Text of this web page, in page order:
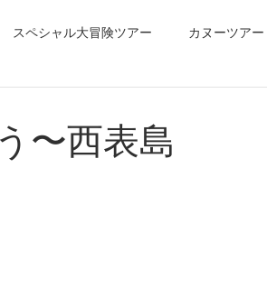
スペシャル大冒険ツアー カヌーツアー
〜西表島